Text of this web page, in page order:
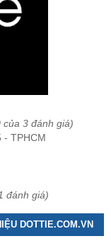
của 3 đánh giá)
- TPHCM
đánh giá)
DOTTIE.COM.VN